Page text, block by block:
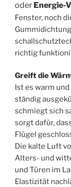
oder Energie-
Fenster, noch
richtig
Greift die
Ist es warm
ständig
schmiegt sich
sorgt dafür,
Flügel
Die kalte Luft
Alters- und
und Türen im
Elastizität